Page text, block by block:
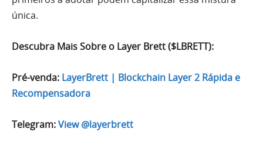
única.
Descubra Mais Sobre o Layer Brett ($LBRETT):
Pré-venda: LayerBrett | Blockchain Layer 2 Rápida e
Recompensadora
Telegram:View @layerbrett